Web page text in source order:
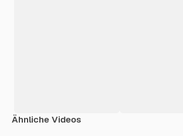
Ähnliche Videos